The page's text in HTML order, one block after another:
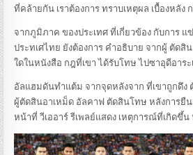
ที่คล้ายกัน เราต้องการ ทราบเหตุผล เบื้องหลัง
จากภูมิภาค ของประเทศ ที่เกี่ยวข้อง กับการ
ประทเศไทย ยังต้องการ คำอธิบาย จากผู้ ตัดสิน
ใดในหนังสือ กฎที่เขา ได้รับโทษ ไปซาอุดีอาร
อัลแฮมดันทำแต้ม จากจุดหลังจาก ที่เขาถูกดึง
ผู้ตัดสินอาเหม็ด อัลคาฟ ตัดสินโทษ หลังการยืน
หน้าที่ วีเออาร์ รีเพลย์แสดง เหตุการณ์ที่เกิดขึ้